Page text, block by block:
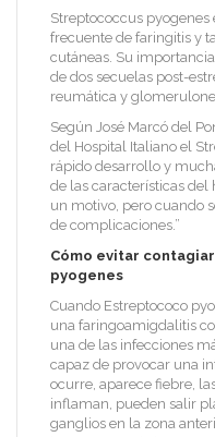
Streptococcus pyogenes
frecuente de faringitis y
cutáneas. Su
de dos secuelas post-
reumática y
Según José Marcó del
del Hospital Italiano el
rápido desarrollo y
de las características del
un motivo, pero cuando
de complicaciones.”
Cómo evitar
pyogenes
Cuando Estreptococo
una faringoamigdalitis
una de las infecciones
capaz de provocar una
ocurre, aparece fiebre,
inflaman, pueden salir
ganglios en la zona